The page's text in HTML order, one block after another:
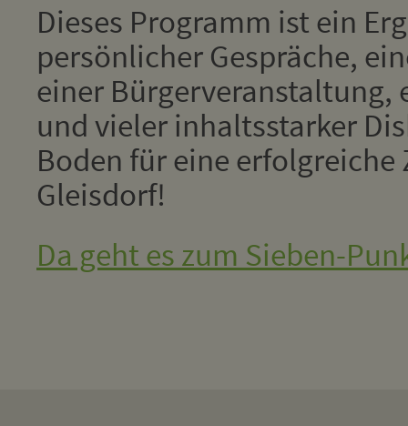
Dieses Programm ist ein
persönlicher Gespräche,
einer Bürgerveranstaltung,
und vieler inhaltsstarker
Boden für eine erfolgreiche
Gleisdorf!
Da geht es zum Sieben-